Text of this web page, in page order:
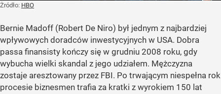
Żródło: HBO
Bernie Madoff (Robert De Niro) był jednym z najbardziej
wpływowych doradców inwestycyjnych w USA. Dobra
passa finansisty kończy się w grudniu 2008 roku, gdy
wybucha wielki skandal z jego udziałem. Mężczyzna
zostaje aresztowany przez FBI. Po trwającym niespełna rok
procesie biznesmen trafia za kratki z wyrokiem 150 lat